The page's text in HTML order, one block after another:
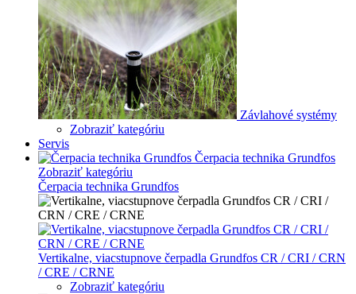
Závlahové systémy
Zobraziť kategóriu
Servis
Čerpacia technika Grundfos
Zobraziť kategóriu
Čerpacia technika Grundfos
Vertikalne, viacstupnove čerpadla Grundfos CR / CRI / CRN
/ CRE / CRNE
Zobraziť kategóriu